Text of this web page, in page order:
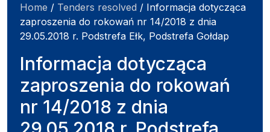
Home / Tenders resolved / Informacja dotycząca
zaproszenia do rokowań nr 14/2018 z dnia
29.05.2018 r. Podstrefa Ełk, Podstrefa Gołdap
Informacja dotycząca
zaproszenia do rokowań
nr 14/2018 z dnia